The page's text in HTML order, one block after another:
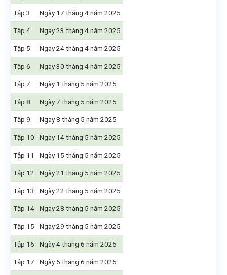
Tập 3 Ngày 17 tháng 4 năm 2025
Tập 4 Ngày 23 tháng 4 năm 2025
Tập 5 Ngày 24 tháng 4 năm 2025
Tập 6 Ngày 30 tháng 4 năm 2025
Tập 7 Ngày 1 tháng 5 năm 2025
Tập 8 Ngày 7 tháng 5 năm 2025
Tập 9 Ngày 8 tháng 5 năm 2025
Tập 10 Ngày 14 tháng 5 năm 2025
Tập 11 Ngày 15 tháng 5 năm 2025
Tập 12 Ngày 21 tháng 5 năm 2025
Tập 13 Ngày 22 tháng 5 năm 2025
Tập 14 Ngày 28 tháng 5 năm 2025
Tập 15 Ngày 29 tháng 5 năm 2025
Tập 16 Ngày 4 tháng 6 năm 2025
Tập 17 Ngày 5 tháng 6 năm 2025